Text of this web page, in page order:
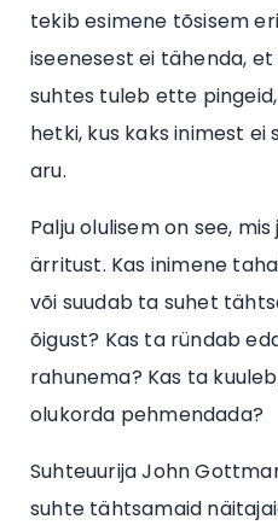
tekib esimene tõsisem
iseenesest ei tähenda, et
suhtes tuleb ette
hetki, kus kaks inimest
aru.
Palju olulisem on see,
ärritust. Kas inimene
või suudab ta suhet
õigust? Kas ta ründab
rahunema? Kas ta
olukorda pehmendada?
Suhteuurija John
suhte tähtsamaid